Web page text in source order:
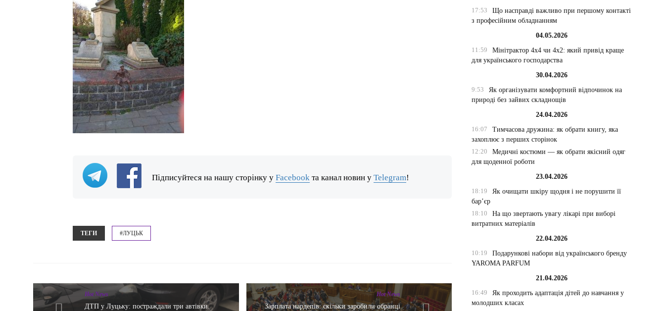
Підписуйтеся на нашу сторінку уFacebook та канал новин уTelegram!
ТЕГИ #ЛУЦЬК
Hot News
ДТП у Луцьку: постраждали три автівки.
Hot News
Зарплата нардепів: скільки заробили обранці
17:53
Що насправді важливо при першому контакті
з професійним обладнанням
04.05.2026
11:59
Мінітрактор 4х4 чи 4х2: який привід краще
для українського господарства
30.04.2026
9:53
Як організувати комфортний відпочинок на
природі без зайвих складнощів
24.04.2026
16:07
Тимчасова дружина: як обрати книгу, яка
захоплює з перших сторінок
12:20
Медичні костюми — як обрати якісний одяг
для щоденної роботи
23.04.2026
18:19
Як очищати шкіру щодня і не порушити її
бар’єр
18:10
На що звертають увагу лікарі при виборі
витратних матеріалів
22.04.2026
10:19
Подарункові набори від українського бренду
YAROMA PARFUM
21.04.2026
16:49
Як проходить адаптація дітей до навчання у
молодших класах